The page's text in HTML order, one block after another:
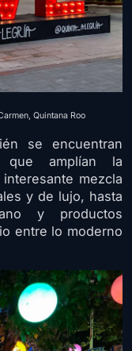
Quintana Roo
se encuentran
que amplían la
mezcla
y de lujo, hasta
y productos
entre lo moderno